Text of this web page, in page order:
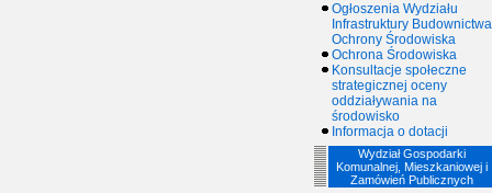
Ogłoszenia Wydziału
Infrastruktury
Ochrony Środowiska
Ochrona Środowiska
Konsultacje społeczne
strategicznej oceny
oddziaływania na
środowisko
Informacja o dotacji
Wydział Gospodarki
Komunalnej, Mieszkaniowej i
Zamówień Publicznych